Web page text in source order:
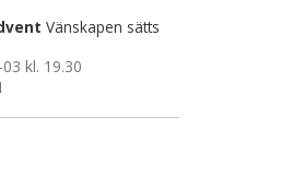
Vänskapen sätts
kl. 19.30